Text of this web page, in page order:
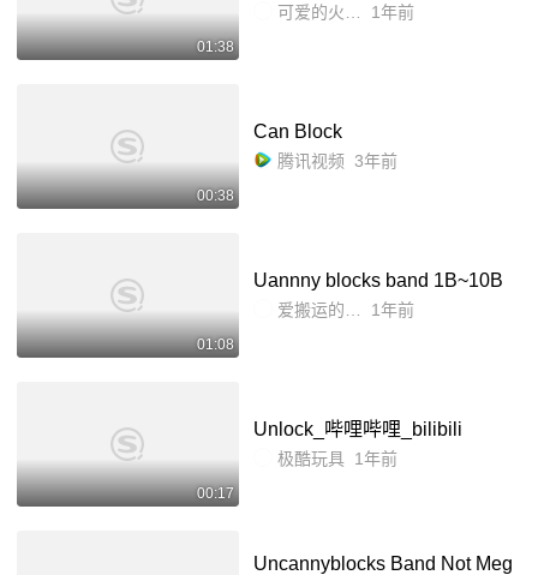
01:38
1年前
00:38
Can Block
腾讯视频 3年前
01:08
Uannny blocks band 1B~10B
1年前
00:17
Unlock_哔哩哔哩_bilibili
极酷玩具 1年前
Uncannyblocks Band Not Meg